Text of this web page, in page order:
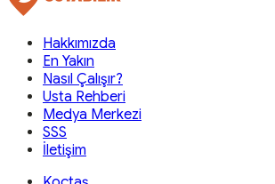
Hakkımızda
En Yakın
Nasıl Çalışır?
Usta Rehberi
Medya Merkezi
SSS
İletişim